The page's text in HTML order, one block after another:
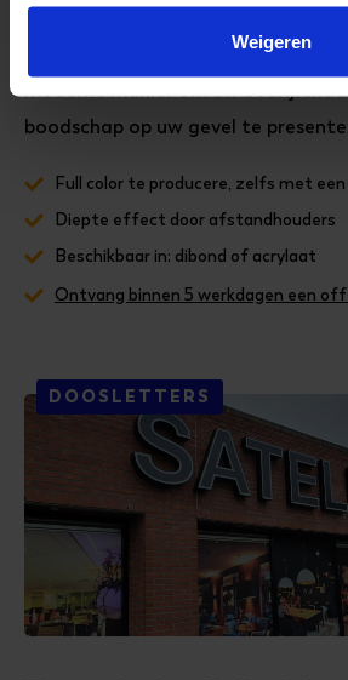
Weigeren
Freesletters op afstandhouders
moderne manier om uw
boodschap op uw gevel te
Full color te producere, zelfs met
Diepte effect door afstandhouders
Beschikbaar in: dibond of acrylaat
Ontvang binnen 5 werkdagen een
DOOSLETTERS